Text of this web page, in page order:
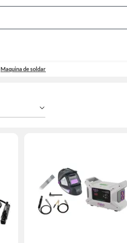
Bar
Maquina de soldar